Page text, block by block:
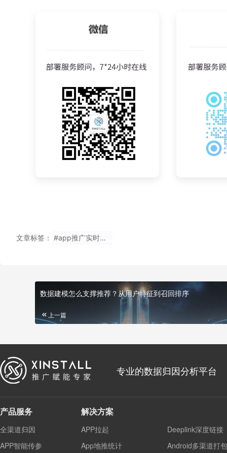
文章标签： #app推广实时效果监测神器统计如何做?
数据建模怎么支撑推荐？从用户特征到召回排序
上一篇
专业的数据归因分析平台
产品服务
全渠道归因
APP智能传参
解决方案
APP拉起
Deeplink深度链接
App地推统计
Android多渠道打包